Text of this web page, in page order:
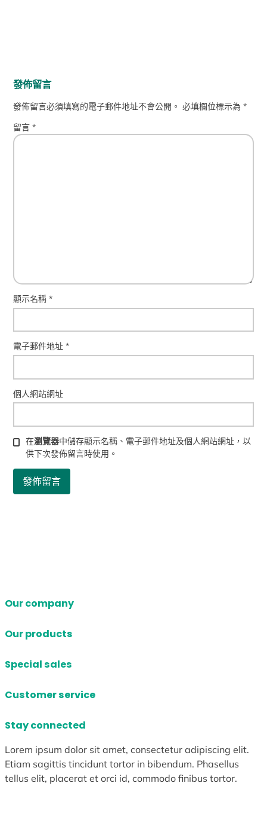
發佈留言
發佈留言必須填寫的電子郵件地址不會公開。 必填欄位標示為*
留言*
顯示名稱*
電子郵件地址*
個人網站網址
在瀏覽器中儲存顯示名稱、電子郵件地址及個人網站網址，以
供下次發佈留言時使用。
Our company
Our products
Special sales
Customer service
Stay connected
Lorem ipsum dolor sit amet, consectetur adipiscing elit.
Etiam sagittis tincidunt tortor in bibendum. Phasellus
tellus elit, placerat et orci id, commodo finibus tortor.